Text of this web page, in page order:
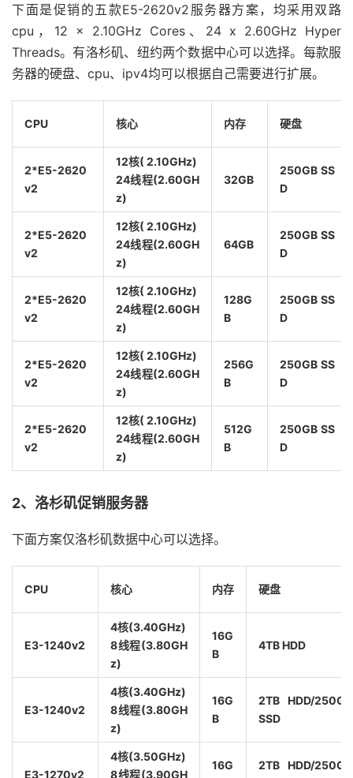
下面是促销的五款E5-2620v2服务器方案，均采用双路
cpu，12 x 2.10GHz Cores、24 x 2.60GHz Hyper
Threads。有洛杉矶、纽约两个数据中心可以选择。每款服
务器的硬盘、cpu、ipv4均可以根据自己需要进行扩展。
CPU 核心 内存 硬盘
2*E5-2620
v2
12核( 2.10GHz)
24线程(2.60GH
z)
32GB
250GB SS
D
2*E5-2620
v2
12核( 2.10GHz)
24线程(2.60GH
z)
64GB
250GB SS
D
2*E5-2620
v2
12核( 2.10GHz)
24线程(2.60GH
z)
128G
B
250GB SS
D
2*E5-2620
v2
12核( 2.10GHz)
24线程(2.60GH
z)
256G
B
250GB SS
D
2*E5-2620
v2
12核( 2.10GHz)
24线程(2.60GH
z)
512G
B
250GB SS
D
2、洛杉矶促销服务器
下面方案仅洛杉矶数据中心可以选择。
CPU 核心 内存 硬盘
E3-1240v2
4核(3.40GHz)
8线程(3.80GH
z)
16G
B
4TB HDD
E3-1240v2
4核(3.40GHz)
8线程(3.80GH
z)
16G
B
2TB HDD/250GB
SSD
E3-1270v2
4核(3.50GHz)
8线程(3.90GH
16G
2TB HDD/250GB